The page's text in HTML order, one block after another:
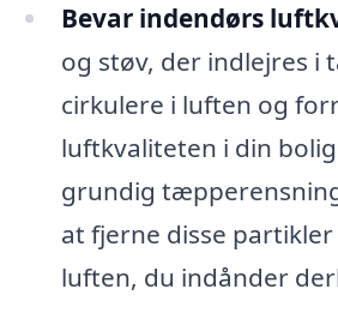
Bevar indendørs
og støv, der indlejres i
cirkulere i luften og
luftkvaliteten i din
grundig
at fjerne disse
luften, du indånder